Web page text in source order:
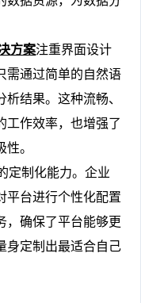
方案注重界面设计
需通过简单的自然语
结果。这种流畅、
工作效率，也增强了
。
定制化能力。企业
平台进行个性化配置
，确保了平台能够更
身定制出最适合自己